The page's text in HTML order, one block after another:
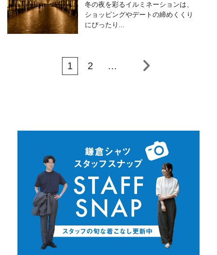
冬の夜を彩るイルミネーションは、
ショッピングやデートの締めくくり
にぴったり...
1 2 …